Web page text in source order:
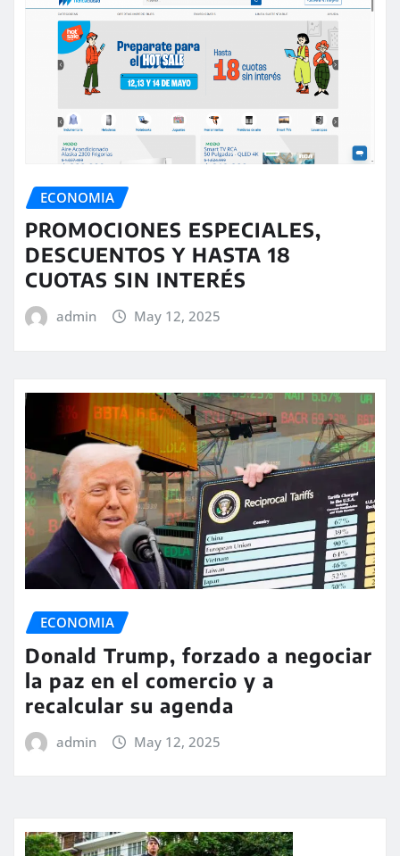
ECONOMIA
PROMOCIONES ESPECIALES,
DESCUENTOS Y HASTA 18
CUOTAS SIN INTERÉS
admin May 12, 2025
ECONOMIA
Donald Trump, forzado a negociar
la paz en el comercio y a
recalcular su agenda
admin May 12, 2025